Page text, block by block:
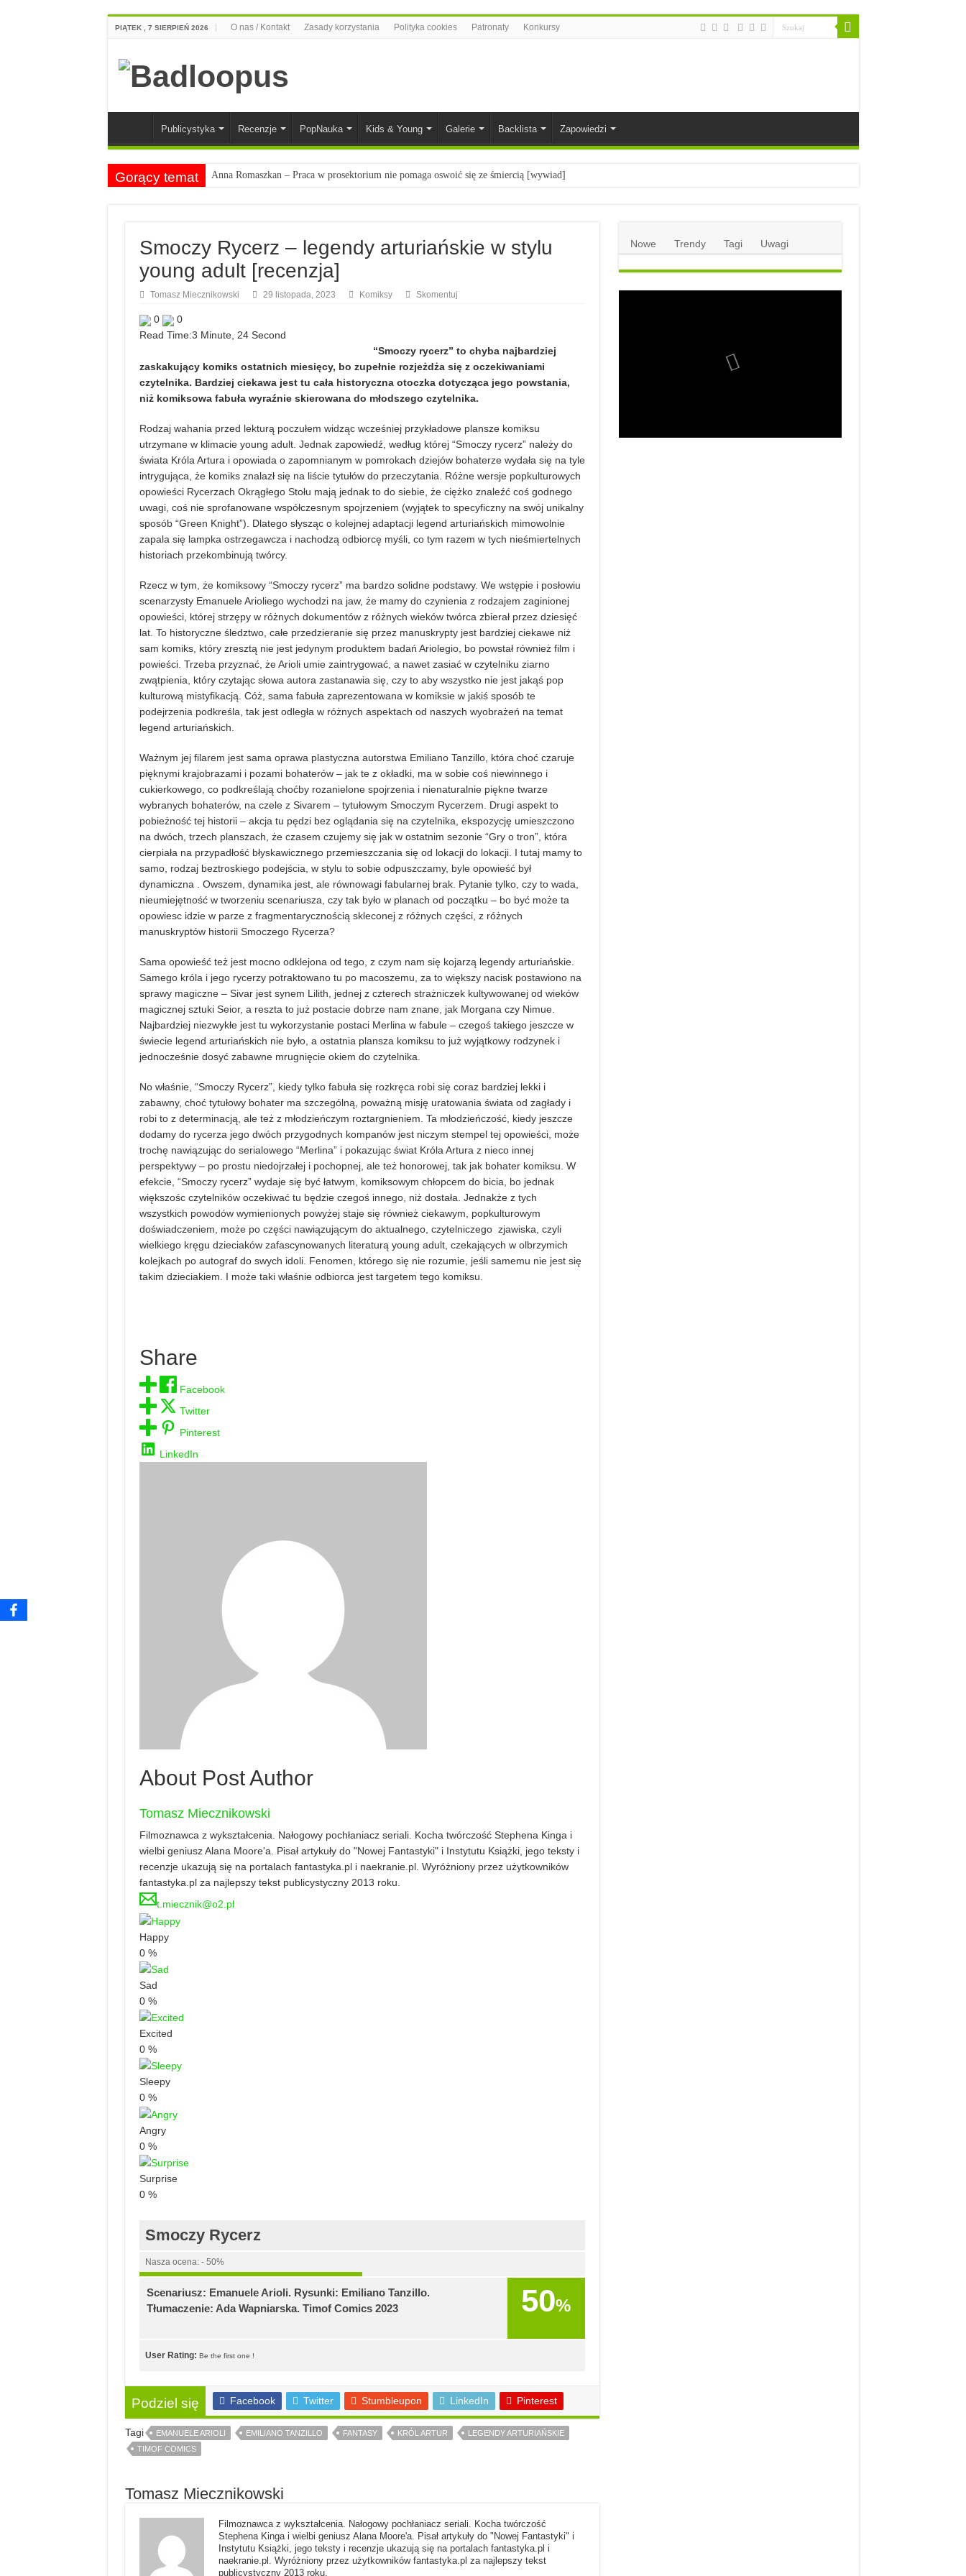
PIĄTEK , 7 SIERPIEŃ 2026 O nas / Kontakt Zasady korzystania Polityka cookies Patronaty Konkursy
Publicystyka Recenzje PopNauka Kids & Young Galerie Backlista Zapowiedzi
Gorący temat Anna Romaszkan – Praca w prosektorium nie pomaga oswoić się ze śmiercią [wywiad]
Najciekawsze zapowiedzi komiksowe na 2023 rok
Smoczy Rycerz – legendy arturiańskie w stylu
young adult [recenzja]
Tomasz Miecznikowski 29 listopada, 2023 Komiksy Skomentuj
0
0
Read Time:3 Minute, 24 Second
“Smoczy rycerz” to chyba najbardziej
zaskakujący komiks ostatnich miesięcy, bo zupełnie rozjeżdża się z oczekiwaniami
czytelnika. Bardziej ciekawa jest tu cała historyczna otoczka dotycząca jego powstania,
niż komiksowa fabuła wyraźnie skierowana do młodszego czytelnika.
Rodzaj wahania przed lekturą poczułem widząc wcześniej przykładowe plansze komiksu
utrzymane w klimacie young adult. Jednak zapowiedź, według której “Smoczy rycerz” należy do
świata Króla Artura i opowiada o zapomnianym w pomrokach dziejów bohaterze wydała się na tyle
intrygująca, że komiks znalazł się na liście tytułów do przeczytania. Różne wersje popkulturowych
opowieści Rycerzach Okrągłego Stołu mają jednak to do siebie, że ciężko znaleźć coś godnego
uwagi, coś nie sprofanowane współczesnym spojrzeniem (wyjątek to specyficzny na swój unikalny
sposób “Green Knight”). Dlatego słysząc o kolejnej adaptacji legend arturiańskich mimowolnie
zapala się lampka ostrzegawcza i nachodzą odbiorcę myśli, co tym razem w tych nieśmiertelnych
historiach przekombinują twórcy.
Rzecz w tym, że komiksowy “Smoczy rycerz” ma bardzo solidne podstawy. We wstępie i posłowiu
scenarzysty Emanuele Arioliego wychodzi na jaw, że mamy do czynienia z rodzajem zaginionej
opowieści, której strzępy w różnych dokumentów z różnych wieków twórca zbierał przez dziesięć
lat. To historyczne śledztwo, całe przedzieranie się przez manuskrypty jest bardziej ciekawe niż
sam komiks, który zresztą nie jest jedynym produktem badań Ariolegio, bo powstał również film i
powieści. Trzeba przyznać, że Arioli umie zaintrygować, a nawet zasiać w czytelniku ziarno
zwątpienia, który czytając słowa autora zastanawia się, czy to aby wszystko nie jest jakąś pop
kulturową mistyfikacją. Cóż, sama fabuła zaprezentowana w komiksie w jakiś sposób te
podejrzenia podkreśla, tak jest odległa w różnych aspektach od naszych wyobrażeń na temat
legend arturiańskich.
Ważnym jej filarem jest sama oprawa plastyczna autorstwa Emiliano Tanzillo, która choć czaruje
pięknymi krajobrazami i pozami bohaterów – jak te z okładki, ma w sobie coś niewinnego i
cukierkowego, co podkreślają choćby rozanielone spojrzenia i nienaturalnie piękne twarze
wybranych bohaterów, na czele z Sivarem – tytułowym Smoczym Rycerzem. Drugi aspekt to
pobieżność tej historii – akcja tu pędzi bez oglądania się na czytelnika, ekspozycję umieszczono
na dwóch, trzech planszach, że czasem czujemy się jak w ostatnim sezonie “Gry o tron”, która
cierpiała na przypadłość błyskawicznego przemieszczania się od lokacji do lokacji. I tutaj mamy to
samo, rodzaj beztroskiego podejścia, w stylu to sobie odpuszczamy, byle opowieść był
dynamiczna . Owszem, dynamika jest, ale równowagi fabularnej brak. Pytanie tylko, czy to wada,
nieumiejętność w tworzeniu scenariusza, czy tak było w planach od początku – bo być może ta
opowiesc idzie w parze z fragmentarycznością skleconej z różnych części, z różnych
manuskryptów historii Smoczego Rycerza?
Sama opowieść też jest mocno odklejona od tego, z czym nam się kojarzą legendy arturiańskie.
Samego króla i jego rycerzy potraktowano tu po macoszemu, za to większy nacisk postawiono na
sprawy magiczne – Sivar jest synem Lilith, jednej z czterech strażniczek kultywowanej od wieków
magicznej sztuki Seior, a reszta to już postacie dobrze nam znane, jak Morgana czy Nimue.
Najbardziej niezwykłe jest tu wykorzystanie postaci Merlina w fabule – czegoś takiego jeszcze w
świecie legend arturiańskich nie było, a ostatnia plansza komiksu to już wyjątkowy rodzynek i
jednocześnie dosyć zabawne mrugnięcie okiem do czytelnika.
No właśnie, “Smoczy Rycerz”, kiedy tylko fabuła się rozkręca robi się coraz bardziej lekki i
zabawny, choć tytułowy bohater ma szczególną, poważną misję uratowania świata od zagłady i
robi to z determinacją, ale też z młodzieńczym roztargnieniem. Ta młodzieńczość, kiedy jeszcze
dodamy do rycerza jego dwóch przygodnych kompanów jest niczym stempel tej opowieści, może
trochę nawiązując do serialowego “Merlina” i pokazując świat Króla Artura z nieco innej
perspektywy – po prostu niedojrzałej i pochopnej, ale też honorowej, tak jak bohater komiksu. W
efekcie, “Smoczy rycerz” wydaje się być łatwym, komiksowym chłopcem do bicia, bo jednak
większośc czytelników oczekiwać tu będzie czegoś innego, niż dostała. Jednakże z tych
wszystkich powodów wymienionych powyżej staje się również ciekawym, popkulturowym
doświadczeniem, może po części nawiązującym do aktualnego, czytelniczego zjawiska, czyli
wielkiego kręgu dzieciaków zafascynowanych literaturą young adult, czekających w olbrzymich
kolejkach po autograf do swych idoli. Fenomen, którego się nie rozumie, jeśli samemu nie jest się
takim dzieciakiem. I może taki właśnie odbiorca jest targetem tego komiksu.
Share
Facebook
Twitter
Pinterest
LinkedIn
About Post Author
Tomasz Miecznikowski
Filmoznawca z wykształcenia. Nałogowy pochłaniacz seriali. Kocha twórczość Stephena Kinga i
wielbi geniusz Alana Moore'a. Pisał artykuły do "Nowej Fantastyki" i Instytutu Książki, jego teksty i
recenzje ukazują się na portalach fantastyka.pl i naekranie.pl. Wyróżniony przez użytkowników
fantastyka.pl za najlepszy tekst publicystyczny 2013 roku.
t.miecznik@o2.pl
Happy
0%
Sad
0%
Excited
0%
Sleepy
0%
Angry
0%
Surprise
0%
Smoczy Rycerz
Nasza ocena: - 50%
50%
Scenariusz: Emanuele Arioli. Rysunki: Emiliano Tanzillo.
Tłumaczenie: Ada Wapniarska. Timof Comics 2023
User Rating: Be the first one !
Podziel się Facebook Twitter Stumbleupon LinkedIn Pinterest
Tagi EMANUELE ARIOLI EMILIANO TANZILLO FANTASY KRÓL ARTUR
LEGENDY ARTURIAŃSKIE
TIMOF COMICS
Tomasz Miecznikowski
Filmoznawca z wykształcenia. Nałogowy pochłaniacz seriali. Kocha twórczość
Stephena Kinga i wielbi geniusz Alana Moore'a. Pisał artykuły do "Nowej Fantastyki" i
Instytutu Książki, jego teksty i recenzje ukazują się na portalach fantastyka.pl i
naekranie.pl. Wyróżniony przez użytkowników fantastyka.pl za najlepszy tekst
publicystyczny 2013 roku.
Nowe Trendy Tagi Uwagi